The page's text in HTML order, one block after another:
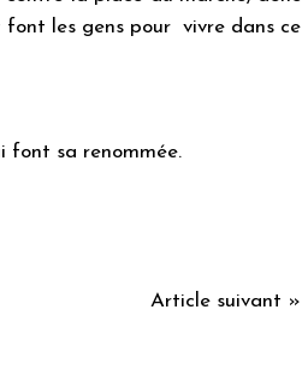
les gens pour vivre dans ce
font sa renommée.
Article suivant »